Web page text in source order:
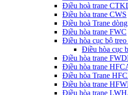
Điều hoà trane
Điều hòa trane CWS
Điều hoà Trane
Điều hòa trane FWC
Điều hòa cục bộ
Điều hòa cục
Điều hòa trane
Điều hòa trane
Điều hòa Trane
Điều hòa trane
Điều hòa trane